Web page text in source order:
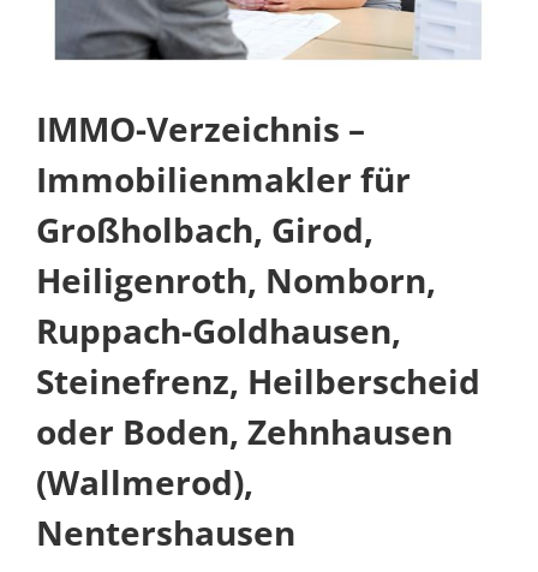
IMMO-Verzeichnis –
Immobilienmakler für
Großholbach, Girod,
Heiligenroth, Nomborn,
Ruppach-Goldhausen,
Steinefrenz, Heilberscheid
oder Boden, Zehnhausen
(Wallmerod),
Nentershausen